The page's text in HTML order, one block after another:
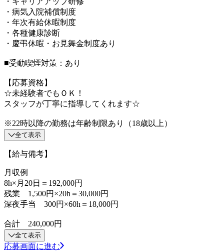
・病気入院補償制度
・年次有給休暇制度
・各種健康診断
・慶弔休暇・お見舞金制度あり
■受動喫煙対策：あり
【応募資格】
☆未経験者でもＯＫ！
スタッフが丁寧に指導してくれます☆
※22時以降の勤務は年齢制限あり（18歳以上）
全て表示
【給与備考】
月収例
8h×月20日＝192,000円
残業 1,500円×20h＝30,000円
深夜手当 300円×60h＝18,000円
合計 240,000円
全て表示
応募画面に進む